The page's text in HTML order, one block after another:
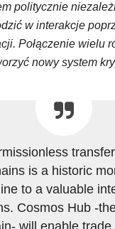
politycznie
w interakcje
Połączenie wielu
nowy system
is a historic
to a valuable
Cosmos Hub -
will enable